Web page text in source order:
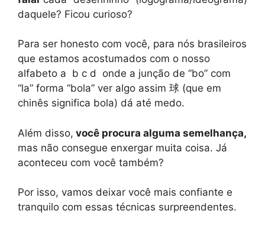
daquele? Ficou curioso?
Para ser honesto com você, para nós brasileiros
que estamos acostumados com o nosso
alfabeto a b c d onde a junção de “bo” com
“la” forma “bola” ver algo assim 球 (que em
chinês significa bola) dá até medo.
Além disso, você procura alguma semelhança,
mas não consegue enxergar muita coisa. Já
aconteceu com você também?
Por isso, vamos deixar você mais confiante e
tranquilo com essas técnicas surpreendentes.